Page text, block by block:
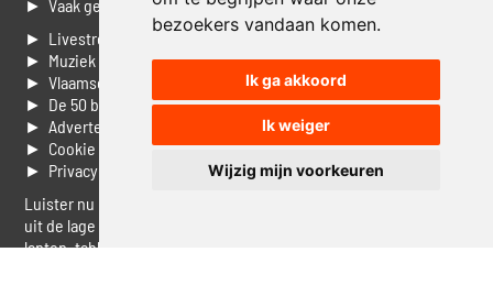
bezoekers vandaan komen.
Ik ga akkoord
Ik weiger
Wijzig mijn voorkeuren
► Vaak gestelde vragen
► Livestream informatie
► Muziek opzoeken
► Vlaamse 100 Aller tijden
► De 50 beste van...
► Adverteren op Jouwradio
► Cookie voorkeuren wijzigen
► Privacyinformatie
Luister nu naar Jouwradio! De beste Nederlandstalige muziek
uit de lage landen hoor je hier al 20 jaar. In digitale kwaliteit op je
laptop, tablet of smartphone.